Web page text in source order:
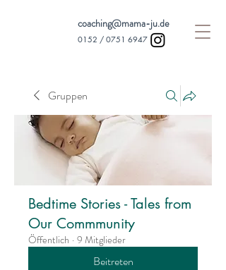
coaching@mama-ju.de
0152 / 0751 6947
Gruppen
Bedtime Stories - Tales from
Our Commmunity
Öffentlich · 9 Mitglieder
Beitreten